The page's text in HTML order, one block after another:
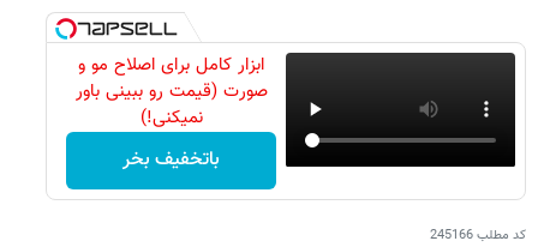
ابزار کامل برای اصلاح مو و
صورت (قیمت رو ببینی باور
نمیکنی!)
باتخفیف بخر
کد مطلب245166